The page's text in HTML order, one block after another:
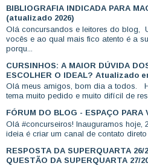
BIBLIOGRAFIA INDICADA PARA
(atualizado 2026)
Olá concursandos e leitores do blog,
vocês e ao qual mais fico atento é a
porqu...
CURSINHOS: A MAIOR DÚVIDA
ESCOLHER O IDEAL? Atualizado
Olá meus amigos, bom dia a todos.
tema muito pedido e muito difícil de
FÓRUM DO BLOG - ESPAÇO PARA
Olá #concurseiros! Inauguramos hoje,
ideia é criar um canal de contato direto
RESPOSTA DA SUPERQUARTA
QUESTÃO DA SUPERQUARTA 27/